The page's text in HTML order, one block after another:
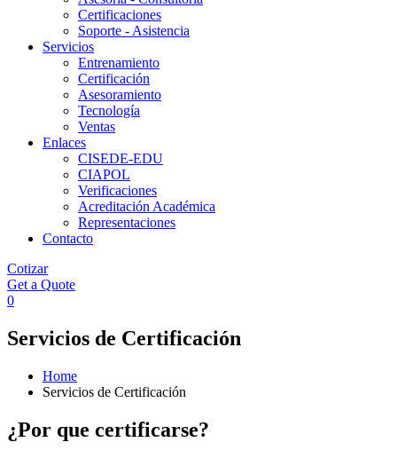
Certificaciones
Soporte - Asistencia
Servicios
Entrenamiento
Certificación
Asesoramiento
Tecnología
Ventas
Enlaces
CISEDE-EDU
CIAPOL
Verificaciones
Acreditación Académica
Representaciones
Contacto
Cotizar
Get a Quote
0
Servicios de Certificación
Home
Servicios de Certificación
¿Por que certificarse?